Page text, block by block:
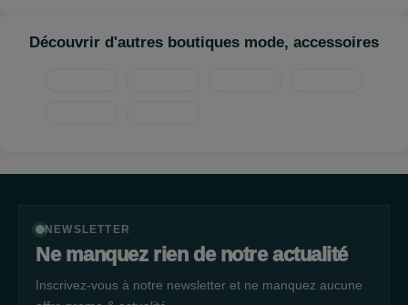
aujourd’hui à différents publics.
Découvrir d'autres boutiques mode, accessoires
NEWSLETTER
Ne manquez rien de notre actualité
Inscrivez-vous à notre newsletter et ne manquez aucune